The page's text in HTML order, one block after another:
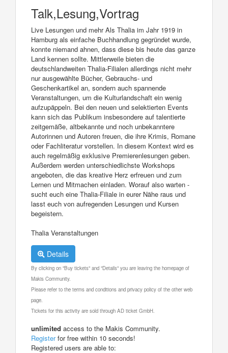
Talk,Lesung,Vortrag
Live Lesungen und mehr Als Thalia im Jahr 1919 in
Hamburg als einfache Buchhandlung gegründet wurde,
konnte niemand ahnen, dass diese bis heute das ganze
Land kennen sollte. Mittlerweile bieten die
deutschlandweiten Thalia-Filialen allerdings nicht mehr
nur ausgewählte Bücher, Gebrauchs- und
Geschenkartikel an, sondern auch spannende
Veranstaltungen, um die Kulturlandschaft ein wenig
aufzupäppeln. Bei den neuen und selektierten Events
kann sich das Publikum insbesondere auf talentierte
zeitgemäße, altbekannte und noch unbekanntere
Autorinnen und Autoren freuen, die ihre Krimis, Romane
oder Fachliteratur vorstellen. In diesem Kontext wird es
auch regelmäßig exklusive Premierenlesungen geben.
Außerdem werden unterschiedlichste Workshops
angeboten, die das kreative Herz erfreuen und zum
Lernen und Mitmachen einladen. Worauf also warten -
sucht euch eine Thalia-Filiale in eurer Nähe raus und
lasst euch von aufregenden Lesungen und Kursen
begeistern.
Thalia Veranstaltungen
Details
By clicking on "Buy tickets" and "Details" you are leaving the homepage of
Makis Community.
Please refer to the terms and conditions and privacy policy of the other web
page.
Tickets for this activity are sold through AD ticket GmbH.
unlimited access to the Makis Community.
Registerfor free within 10 seconds!
Registered users are able to: